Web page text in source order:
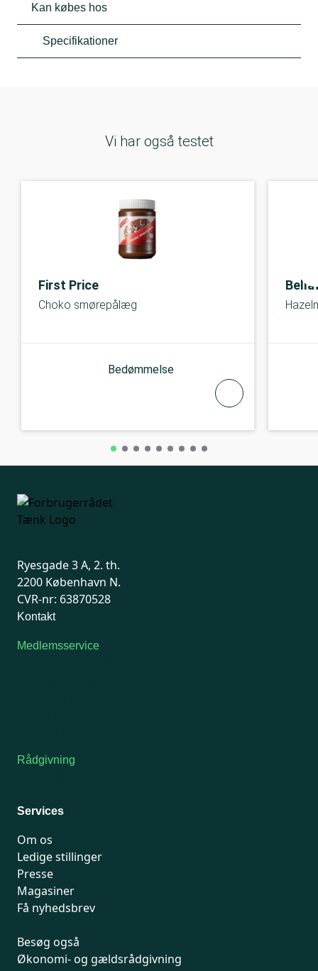
Kan købes hos
Specifikationer
Vi har også testet
First Price
Choko smørepålæg
Bedømmelse
Ryesgade 3 A, 2. th.
2200 København N.
CVR-nr: 63870528
Kontakt
Medlemsservice
Rådgivning
Services
Om os
Ledige stillinger
Presse
Magasiner
Få nyhedsbrev
Besøg også
Økonomi- og gældsrådgivning